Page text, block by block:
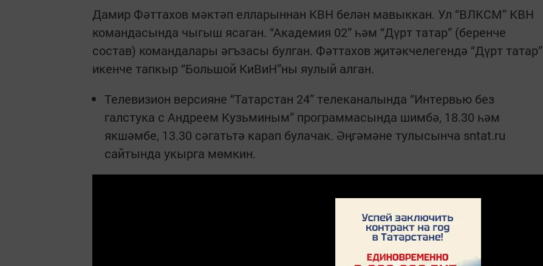
Дамир Фәттахов мәктәп елларыннан КВН белән мавыккан. Ул “ВЛКСМ” КВН
командасында чыгыш ясаган. “Академия 02” һәм “Дүрт татар” (беренче
состав) командалары әгъзасы булган. Фәттахов җитәкчелегендә “Дүрт татар”
икенче тапкыр “Большой КиВиН”ны яулый алган.
Телевизион версияне “Татарстан 24” телеканалында “Интервью без
галстука с Андреем Кузьминым” программасында шимбә, 18.30 һәм
якшәмбе, 13.30 сәгатьтә карап булачак. Әңгәмәне тулысынча sntat.ru
сайтында укырга мөмкин.